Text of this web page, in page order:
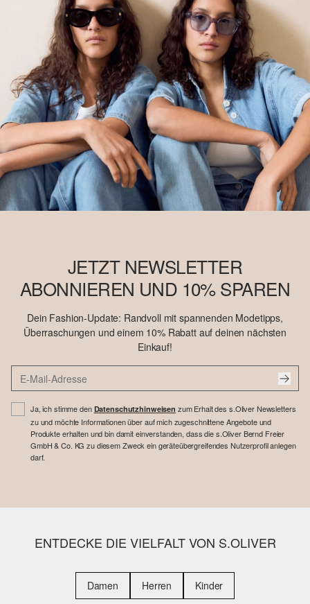
JETZT NEWSLETTER
ABONNIEREN UND 10% SPAREN
Dein Fashion-Update: Randvoll mit spannenden Modetipps,
Überraschungen und einem 10% Rabatt auf deinen nächsten
Einkauf!
Ja, ich stimme den Datenschutzhinweisen zum Erhalt des s.Oliver Newsletters
zu und möchte Informationen über auf mich zugeschnittene Angebote und
Produkte erhalten und bin damit einverstanden, dass die s.Oliver Bernd Freier
GmbH & Co. KG zu diesem Zweck ein geräteübergreifendes Nutzerprofil anlegen
darf.
ENTDECKE DIE VIELFALT VON S.OLIVER
Damen Herren Kinder